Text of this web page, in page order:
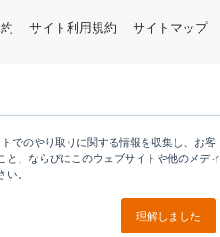
でのやり取りに関する情報を収集し、お客
、ならびにこのウェブサイトや他のメディ
。
理解しました
サイト利用規約 サイトマップ